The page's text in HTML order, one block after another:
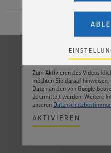
Nutzerverhalten auf unserer
Dienste YouTube und
dort verarbeitet werden. Der
angemessenen
Risiko eines Zugriffs durch
Zudem wissen wir nicht
genannten Dienste Ihre
Informationen zur Nutzung
unseren
Policy unter den Stichworten
Montag, 04. Juli 2022
Der Check-In ist geöffnet und
Messefläche besucht werden.
13:00 Uhr
Begrüßung und Eröffnung des
13:30 - 14:15 Uhr
Zum Aktivieren des Videos
möchten Sie darauf
Daten an den von Google
übermittelt werden. Weitere
unseren
AKTIVIEREN